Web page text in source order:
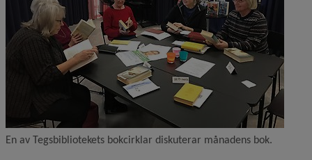
En av Tegsbibliotekets bokcirklar diskuterar månadens bok.